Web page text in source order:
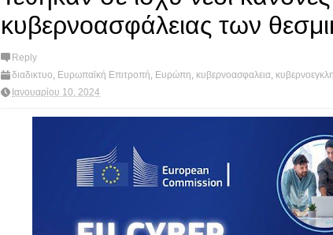
κυβερνοασφάλειας των
Reply
διαδικτυο Ευρωπαϊκή Επιτροπή Ευρώπη κυβερνοασφαλεια
Ιανουαρίου 10, 2024